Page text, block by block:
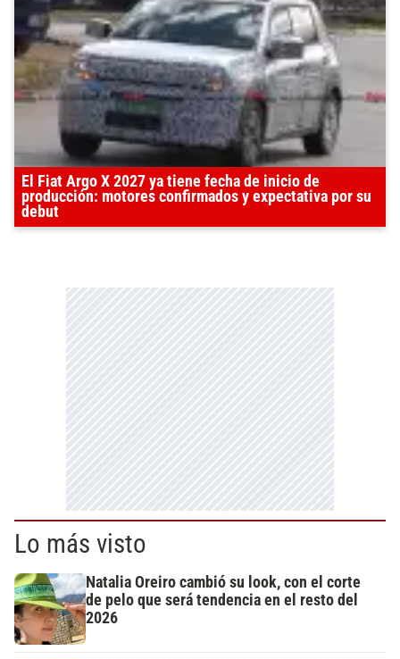
El Fiat Argo X 2027 ya tiene fecha de inicio de
producción: motores confirmados y expectativa por su
debut
Lo más visto
Natalia Oreiro cambió su look, con el corte
de pelo que será tendencia en el resto del
2026